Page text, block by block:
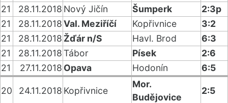
21
28.11.2018 Nový Jičín Šumperk
2:3p
21
28.11.2018Val. Meziříčí Kopřivnice
3:2
21
28.11.2018 Žďár n/S Havl. Brod
6:3
21
28.11.2018Tábor Písek
2:6
21
27.11.2018 Opava Hodonín 6:5
20 24.11.2018 Kopřivnice
Mor.
Budějovice
2:5